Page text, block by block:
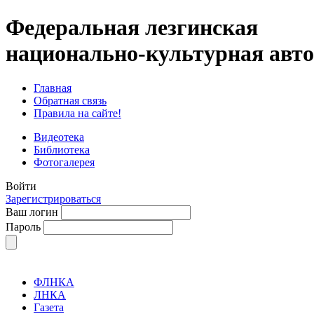
Федеральная лезгинская
национально-культурная
Главная
Обратная связь
Правила на сайте!
Видеотека
Библиотека
Фотогалерея
Войти
Зарегистрироваться
Ваш логин
Пароль
ФЛНКА
ЛНКА
Газета